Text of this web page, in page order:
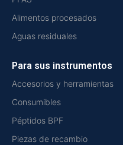
Alimentos procesados
Aguas residuales
Para sus instrumentos
Accesorios y herramientas
Consumibles
Péptidos BPF
Piezas de recambio